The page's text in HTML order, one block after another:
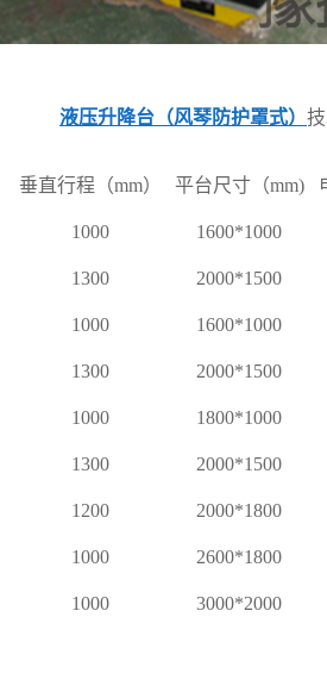
液压升降台（风琴防护罩式）
垂直行程 （mm） 平台尺寸（mm)
1000 1600*1000
1300 2000*1500
1000 1600*1000
1300 2000*1500
1000 1800*1000
1300 2000*1500
1200 2000*1800
1000 2600*1800
1000 3000*2000